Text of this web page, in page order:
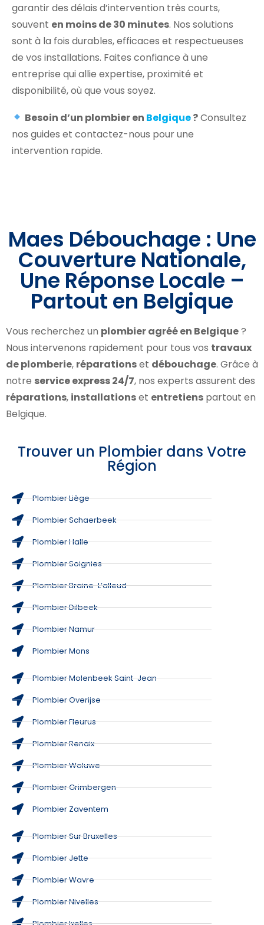
garantir des délais d’intervention très courts,
souvent en moins de 30 minutes. Nos solutions
sont à la fois durables, efficaces et respectueuses
de vos installations. Faites confiance à une
entreprise qui allie expertise, proximité et
disponibilité, où que vous soyez.
Besoin d’un plombier en Belgique?Consultez
nos guides et contactez-nous pour une
intervention rapide.
Maes Débouchage : Une
Couverture Nationale,
Une Réponse Locale –
Partout en Belgique
Vous recherchez un plombier agréé en Belgique?
Nous intervenons rapidement pour tous vos travaux
de plomberie, réparationset débouchage. Grâce à
notre service express 24/7, nos experts assurent des
réparations, installationset entretiens partout en
Belgique.
Trouver un Plombier dans Votre
Région
Plombier Liège
Plombier Schaerbeek
Plombier Halle
Plombier Soignies
Plombier Braine-L’alleud
Plombier Dilbeek
Plombier Namur
Plombier Mons
Plombier Molenbeek Saint-Jean
Plombier Overijse
Plombier Fleurus
Plombier Renaix
Plombier Woluwe
Plombier Grimbergen
Plombier Zaventem
Plombier Sur Bruxelles
Plombier Jette
Plombier Wavre
Plombier Nivelles